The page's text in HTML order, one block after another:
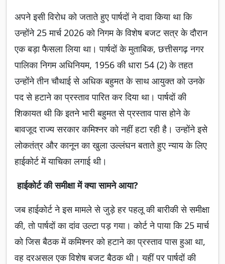
अपने इसी विरोध को जताते हुए पार्षदों ने दावा किया था कि
उन्होंने 25 मार्च 2026 को निगम के विशेष बजट सत्र के दौरान
एक बड़ा फैसला लिया था। पार्षदों के मुताबिक, छत्तीसगढ़ नगर
पालिका निगम अधिनियम, 1956 की धारा 54 (2) के तहत
उन्होंने तीन चौथाई से अधिक बहुमत के साथ आयुक्त को उनके
पद से हटाने का प्रस्ताव पारित कर दिया था। पार्षदों की
शिकायत थी कि इतने भारी बहुमत से प्रस्ताव पास होने के
बावजूद राज्य सरकार कमिश्नर को नहीं हटा रही है। उन्होंने इसे
लोकतंत्र और कानून का खुला उल्लंघन बताते हुए न्याय के लिए
हाईकोर्ट में याचिका लगाई थी।
हाईकोर्ट की समीक्षा में क्या सामने आया?
जब हाईकोर्ट ने इस मामले से जुड़े हर पहलू की बारीकी से समीक्षा
की, तो पार्षदों का दांव उल्टा पड़ गया। कोर्ट ने पाया कि 25 मार्च
को जिस बैठक में कमिश्नर को हटाने का प्रस्ताव पास हुआ था,
वह दरअसल एक विशेष बजट बैठक थी। यहीं पर पार्षदों की